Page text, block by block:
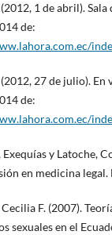
1 de abril).
de:
27 de julio).
de:
Exequías y Latoche,
en medicina legal.
F. (2007).
sexuales en el